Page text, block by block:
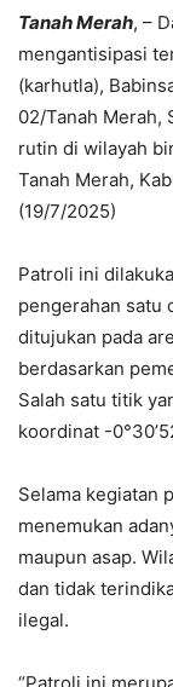
Tanah Merah, –
mengantisipasi
(karhutla),
02/Tanah Merah,
rutin di wilayah
Tanah Merah,
(19/7/2025)
Patroli ini
pengerahan satu
ditujukan pada
berdasarkan
Salah satu titik
koordinat -
Selama kegiatan
menemukan
maupun asap.
dan tidak
ilegal.
“Patroli ini